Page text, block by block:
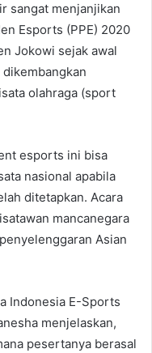
sangat menjanjikan
Esports (PPE) 2020
Jokowi sejak awal
olahraga (sport
esports ini bisa
nasional apabila
ditetapkan. Acara
mancanegara
Asian
Indonesia E-Sports
menjelaskan,
pesertanya berasal